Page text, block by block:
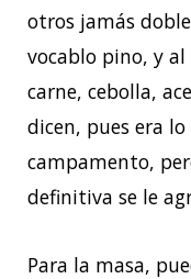
otros jamás
vocablo pino, y
carne, cebolla,
dicen, pues era
campamento,
definitiva se le
Para la masa,